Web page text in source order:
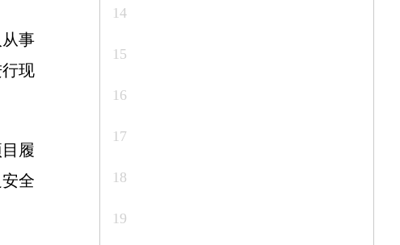
事
现
履
全
14
15
16
17
18
19